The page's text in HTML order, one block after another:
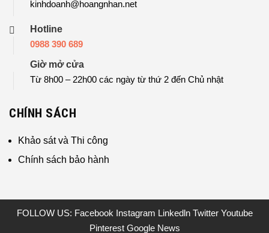
kinhdoanh@hoangnhan.net
Hotline
0988 390 689
Giờ mở cửa
Từ 8h00 – 22h00 các ngày từ thứ 2 đến Chủ nhật
CHÍNH SÁCH
Khảo sát và Thi công
Chính sách bảo hành
FOLLOW US: Facebook Instagram Linkedln Twitter Youtube
Pinterest Google News